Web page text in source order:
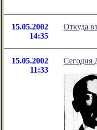
15.05.2002
14:35
Откуда
15.05.2002
11:33
Сегодня